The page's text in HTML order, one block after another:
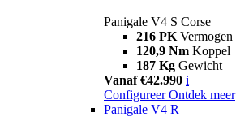
Panigale V4 S Corse
216 PK Vermogen
120,9 Nm Koppel
187 Kg Gewicht
Vanaf €42.990 i
Configureer Ontdek meer
Panigale V4 R